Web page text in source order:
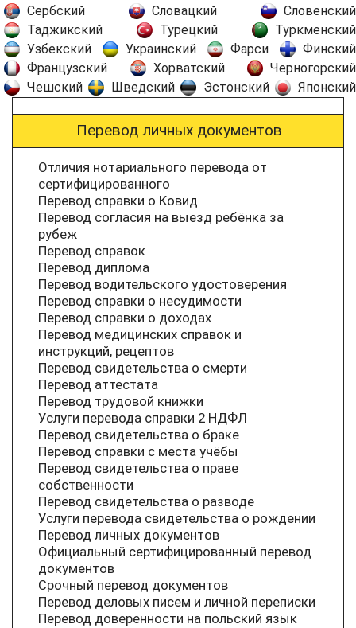
Сербский
Словацкий
Словенский
Таджикский
Турецкий
Туркменский
Узбекский
Украинский Фарси
Финский
Французский
Хорватский
Черногорский
Чешский
Шведский Эстонский Японский
Перевод личных документов
Отличия нотариального перевода от
сертифицированного
Перевод справки о Ковид
Перевод согласия на выезд ребёнка за
рубеж
Перевод справок
Перевод диплома
Перевод водительского удостоверения
Перевод справки о несудимости
Перевод справки о доходах
Перевод медицинских справок и
инструкций, рецептов
Перевод свидетельства о смерти
Перевод аттестата
Перевод трудовой книжки
Услуги перевода справки 2 НДФЛ
Перевод свидетельства о браке
Перевод справки с места учёбы
Перевод свидетельства о праве
собственности
Перевод свидетельства о разводе
Услуги перевода свидетельства о рождении
Перевод личных документов
Официальный сертифицированный перевод
документов
Срочный перевод документов
Перевод деловых писем и личной переписки
Перевод доверенности на польский язык